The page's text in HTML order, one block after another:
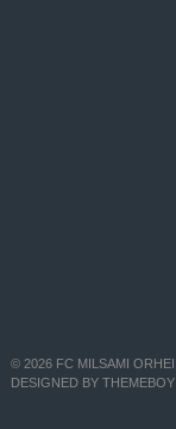
© 2026 FC MILSAMI ORHEI
DESIGNED BY THEMEBOY